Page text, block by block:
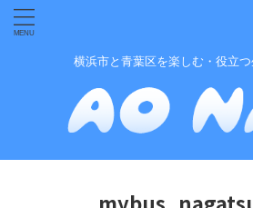
横浜市と青葉区を楽しむ・役立